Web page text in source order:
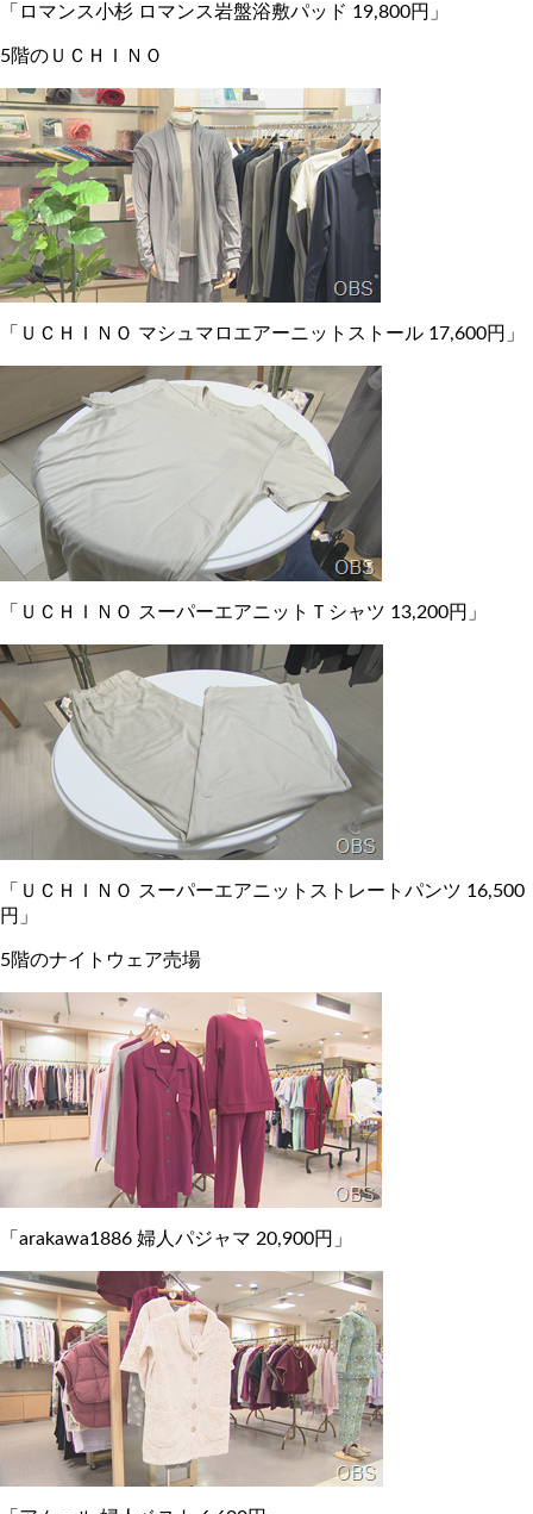
「ロマンス小杉 ロマンス岩盤浴敷パッド 19,800円」
5階のＵＣＨＩＮＯ
「ＵＣＨＩＮＯ マシュマロエアーニットストール 17,600円」
「ＵＣＨＩＮＯ スーパーエアニットＴシャツ 13,200円」
「ＵＣＨＩＮＯ スーパーエアニットストレートパンツ 16,500
円」
5階のナイトウェア売場
「arakawa1886 婦人パジャマ 20,900円」